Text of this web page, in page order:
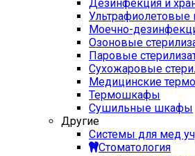
Дезинфекция и
Ультрафиолетовые
Моечно-
Озоновые
Паровые
Сухожаровые
Медицинские
Термошкафы
Сушильные шкафы
Другие
Системы для мед
Стоматология